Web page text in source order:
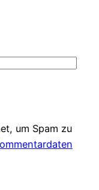
um Spam zu